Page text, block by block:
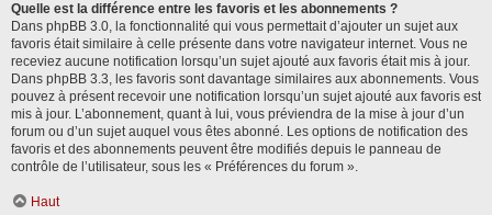
Quelle est la différence entre les favoris et les abonnements ?
Dans phpBB 3.0, la fonctionnalité qui vous permettait d’ajouter un sujet aux
favoris était similaire à celle présente dans votre navigateur internet. Vous ne
receviez aucune notification lorsqu’un sujet ajouté aux favoris était mis à jour.
Dans phpBB 3.3, les favoris sont davantage similaires aux abonnements. Vous
pouvez à présent recevoir une notification lorsqu’un sujet ajouté aux favoris est
mis à jour. L’abonnement, quant à lui, vous préviendra de la mise à jour d’un
forum ou d’un sujet auquel vous êtes abonné. Les options de notification des
favoris et des abonnements peuvent être modifiés depuis le panneau de
contrôle de l’utilisateur, sous les « Préférences du forum ».
Haut